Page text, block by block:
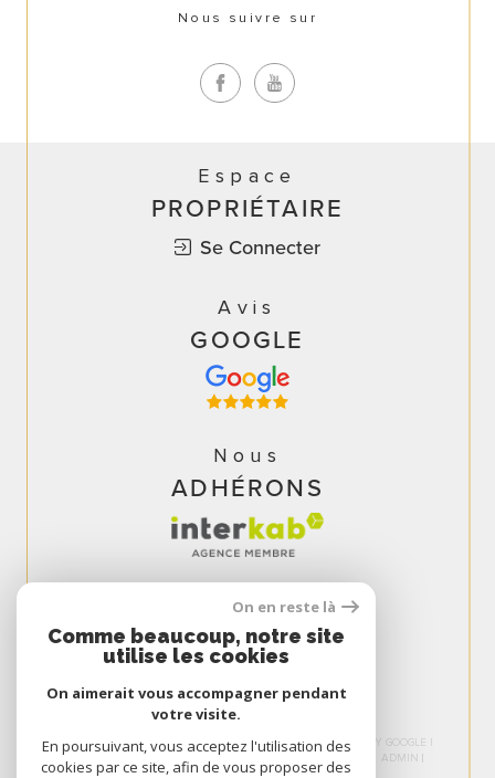
Nous suivre sur
Espace
PROPRIÉTAIRE
Se Connecter
Avis
GOOGLE
Nous
ADHÉRONS
© 2026 | TOUS DROITS RÉSERVÉS | TRADUCTION POWERED BY GOOGLE |
NOS HONORAIRES
PLAN DU SITE
ADMIN
NOS LIENS
POLITIQUE RGPD COOKIES
On en reste là
Comme beaucoup, notre site
utilise les cookies
On aimerait vous accompagner pendant
votre visite.
En poursuivant, vous acceptez l'utilisation des
cookies par ce site, afin de vous proposer des